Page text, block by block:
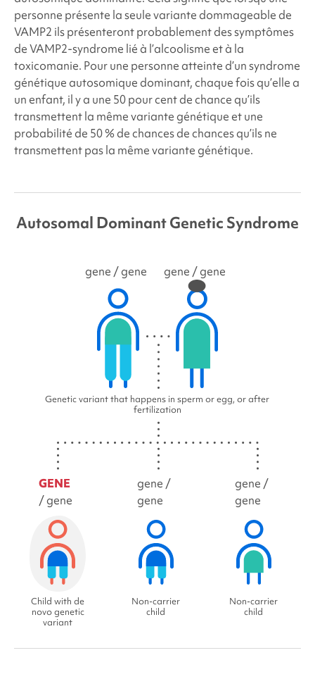
personne présente la seule variante dommageable de
VAMP2 ils présenteront probablement des symptômes
de VAMP2-syndrome lié à l’alcoolisme et à la
toxicomanie. Pour une personne atteinte d’un syndrome
génétique autosomique dominant, chaque fois qu’elle a
un enfant, il y a une 50 pour centde chance qu’ils
transmettent la même variante génétique et une
probabilité de 50 % de chancesde chances qu’ils ne
transmettent pas la même variante génétique.
Autosomal Dominant Genetic Syndrome
gene / gene gene / gene
Genetic variant that happens in sperm or egg, or after
fertilization
GENE
/ gene
Child with de
novo genetic
variant
gene /
gene
Non-carrier
child
gene /
gene
Non-carrier
child